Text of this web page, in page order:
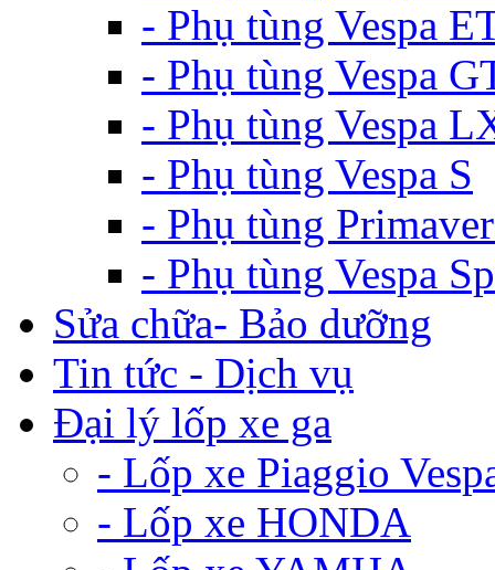
- Phụ tùng Vespa
- Phụ tùng Vespa
- Phụ tùng Vespa
- Phụ tùng Vespa S
- Phụ tùng
- Phụ tùng Vespa
Sửa chữa- Bảo dưỡng
Tin tức - Dịch vụ
Đại lý lốp xe ga
- Lốp xe Piaggio
- Lốp xe HONDA